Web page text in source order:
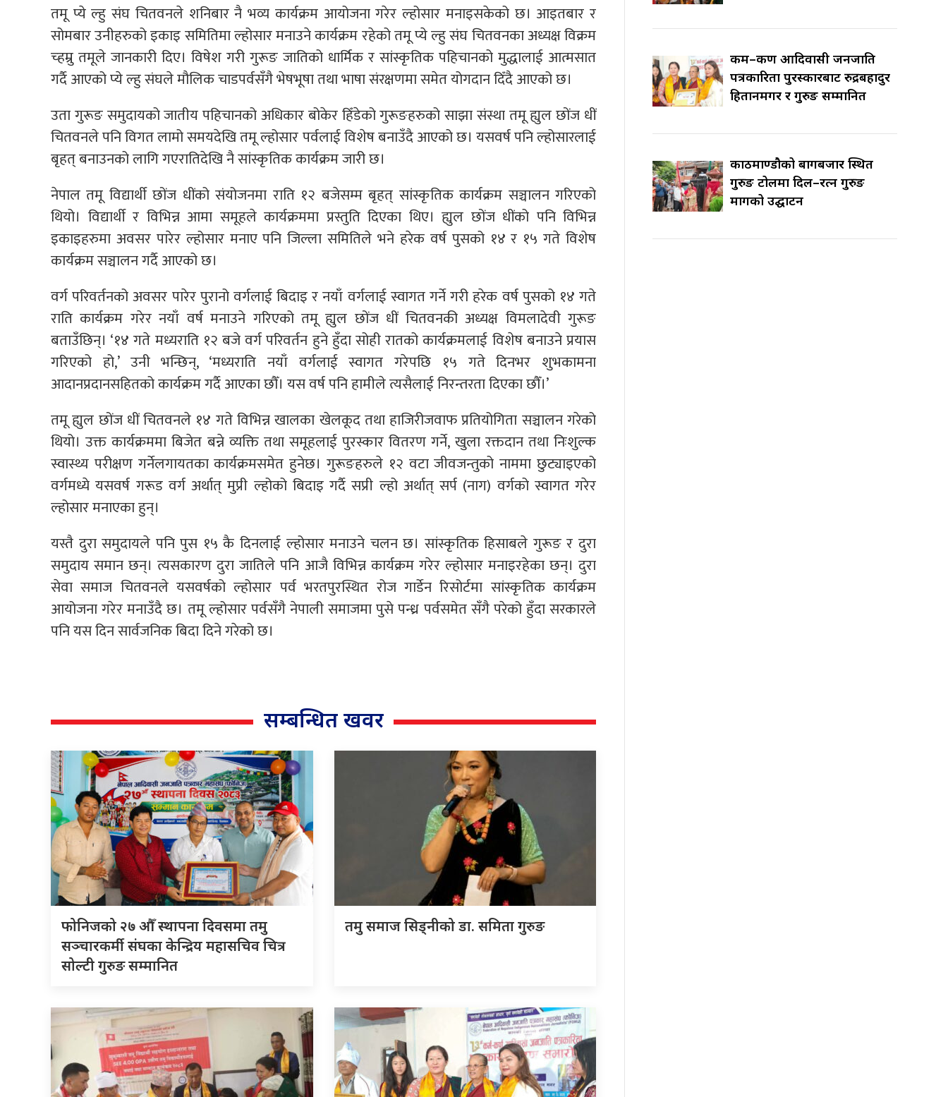
तमू प्ये ल्हु संघ चितवनले शनिबार नै भव्य कार्यक्रम आयोजना गरेर ल्होसार मनाइसकेको छ। आइतबार र
सोमबार उनीहरुको इकाइ समितिमा ल्होसार मनाउने कार्यक्रम रहेको तमू प्ये ल्हु संघ चितवनका अध्यक्ष विक्रम
च्हम्रु तमूले जानकारी दिए। विषेश गरी गुरूङ जातिको धार्मिक र सांस्कृतिक पहिचानको मुद्धालाई आत्मसात
गर्दै आएको प्ये ल्हु संघले मौलिक चाडपर्वसँगै भेषभूषा तथा भाषा संरक्षणमा समेत योगदान दिँदै आएको छ।
उता गुरूङ समुदायको जातीय पहिचानको अधिकार बोकेर हिँडेको गुरूङहरुको साझा संस्था तमू ह्युल छोंज धीं
चितवनले पनि विगत लामो समयदेखि तमू ल्होसार पर्वलाई विशेष बनाउँदै आएको छ। यसवर्ष पनि ल्होसारलाई
बृहत् बनाउनको लागि गएरातिदेखि नै सांस्कृतिक कार्यक्रम जारी छ।
नेपाल तमू विद्यार्थी छोंज धींको संयोजनमा राति १२ बजेसम्म बृहत् सांस्कृतिक कार्यक्रम सञ्चालन गरिएको
थियो। विद्यार्थी र विभिन्न आमा समूहले कार्यक्रममा प्रस्तुति दिएका थिए। ह्युल छोंज धींको पनि विभिन्न
इकाइहरुमा अवसर पारेर ल्होसार मनाए पनि जिल्ला समितिले भने हरेक वर्ष पुसको १४ र १५ गते विशेष
कार्यक्रम सञ्चालन गर्दै आएको छ।
वर्ग परिवर्तनको अवसर पारेर पुरानो वर्गलाई बिदाइ र नयाँ वर्गलाई स्वागत गर्ने गरी हरेक वर्ष पुसको १४ गते
राति कार्यक्रम गरेर नयाँ वर्ष मनाउने गरिएको तमू ह्युल छोंज धीं चितवनकी अध्यक्ष विमलादेवी गुरूङ
बताउँछिन्। ‘१४ गते मध्यराति १२ बजे वर्ग परिवर्तन हुने हुँदा सोही रातको कार्यक्रमलाई विशेष बनाउने प्रयास
गरिएको हो,’ उनी भन्छिन्, ‘मध्यराति नयाँ वर्गलाई स्वागत गरेपछि १५ गते दिनभर शुभकामना
आदानप्रदानसहितको कार्यक्रम गर्दै आएका छौँ। यस वर्ष पनि हामीले त्यसैलाई निरन्तरता दिएका छौँ।’
तमू ह्युल छोंज धीं चितवनले १४ गते विभिन्न खालका खेलकूद तथा हाजिरीजवाफ प्रतियोगिता सञ्चालन गरेको
थियो। उक्त कार्यक्रममा बिजेत बन्ने व्यक्ति तथा समूहलाई पुरस्कार वितरण गर्ने, खुला रक्तदान तथा निःशुल्क
स्वास्थ्य परीक्षण गर्नेलगायतका कार्यक्रमसमेत हुनेछ। गुरूङहरुले १२ वटा जीवजन्तुको नाममा छुट्याइएको
वर्गमध्ये यसवर्ष गरूड वर्ग अर्थात् मुप्री ल्होको बिदाइ गर्दै सप्री ल्हो अर्थात् सर्प (नाग) वर्गको स्वागत गरेर
ल्होसार मनाएका हुन्।
यस्तै दुरा समुदायले पनि पुस १५ कै दिनलाई ल्होसार मनाउने चलन छ। सांस्कृतिक हिसाबले गुरूङ र दुरा
समुदाय समान छन्। त्यसकारण दुरा जातिले पनि आजै विभिन्न कार्यक्रम गरेर ल्होसार मनाइरहेका छन्। दुरा
सेवा समाज चितवनले यसवर्षको ल्होसार पर्व भरतपुरस्थित रोज गार्डेन रिसोर्टमा सांस्कृतिक कार्यक्रम
आयोजना गरेर मनाउँदै छ। तमू ल्होसार पर्वसँगै नेपाली समाजमा पुसे पन्ध्र पर्वसमेत सँगै परेको हुँदा सरकारले
पनि यस दिन सार्वजनिक बिदा दिने गरेको छ।
सम्बन्धित खवर
फोनिजको २७ औँ स्थापना दिवसमा तमु
सञ्चारकर्मी संघका केन्द्रिय महासचिव चित्र
सोल्टी गुरुङ सम्मानित
तमु समाज सिड्नीको डा. समिता गुरुङ
कर्म–कर्ण आदिवासी जनजाति
पत्रकारिता पुरस्कारबाट रुद्रबहादुर
हितानमगर र गुरुङ सम्मानित
काठमाण्डौको बागबजार स्थित
गुरुङ टोलमा दिल–रत्न गुरुङ
मार्गको उद्घाटन